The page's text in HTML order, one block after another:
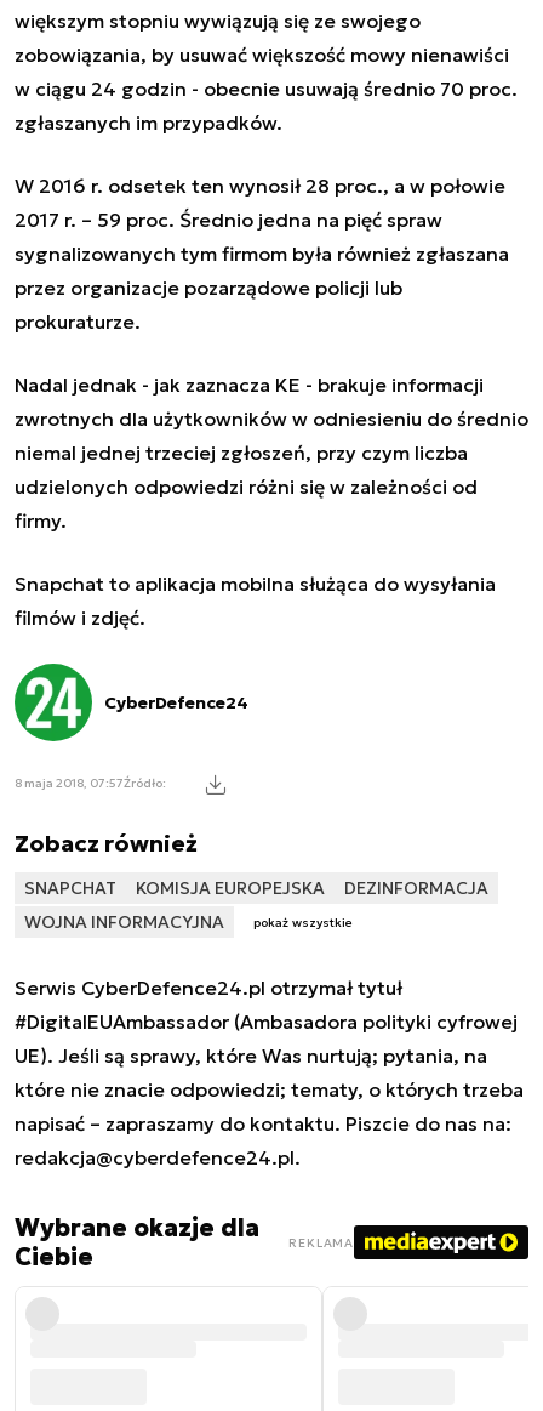
większym stopniu wywiązują się ze swojego
zobowiązania, by usuwać większość mowy nienawiści
w ciągu 24 godzin - obecnie usuwają średnio 70 proc.
zgłaszanych im przypadków.
W 2016 r. odsetek ten wynosił 28 proc., a w połowie
2017 r. – 59 proc. Średnio jedna na pięć spraw
sygnalizowanych tym firmom była również zgłaszana
przez organizacje pozarządowe policji lub
prokuraturze.
Nadal jednak - jak zaznacza KE - brakuje informacji
zwrotnych dla użytkowników w odniesieniu do średnio
niemal jednej trzeciej zgłoszeń, przy czym liczba
udzielonych odpowiedzi różni się w zależności od
firmy.
Snapchat to aplikacja mobilna służąca do wysyłania
filmów i zdjęć.
CyberDefence24
8 maja 2018, 07:57Źródło:
Zobacz również
SNAPCHAT KOMISJA EUROPEJSKA
DEZINFORMACJA
WOJNA INFORMACYJNA
pokaż wszystkie
Serwis CyberDefence24.pl otrzymał tytuł
#DigitalEUAmbassador (Ambasadora polityki cyfrowej
UE). Jeśli są sprawy, które Was nurtują; pytania, na
które nie znacie odpowiedzi; tematy, o których trzeba
napisać – zapraszamy do kontaktu. Piszcie do nas na:
redakcja@cyberdefence24.pl.
Wybrane okazje dla
Ciebie
REKLAMA